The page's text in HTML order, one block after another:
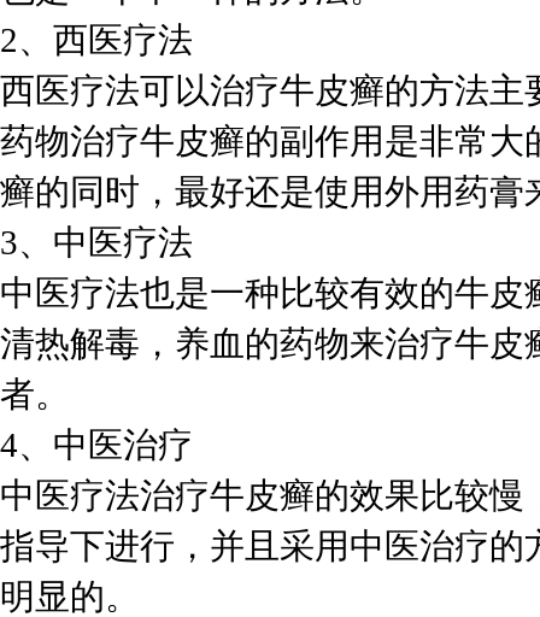
2、西医疗法
西医疗法可以治疗牛皮癣的方法
药物治疗牛皮癣的副作用是非常
癣的同时，最好还是使用外用药膏
3、中医疗法
中医疗法也是一种比较有效的牛
清热解毒，养血的药物来治疗牛
者。
4、中医治疗
中医疗法治疗牛皮癣的效果比较
指导下进行，并且采用中医治疗
明显的。